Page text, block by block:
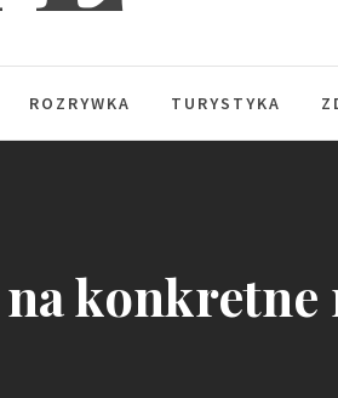
ROZRYWKA TURYSTYKA
konkretne